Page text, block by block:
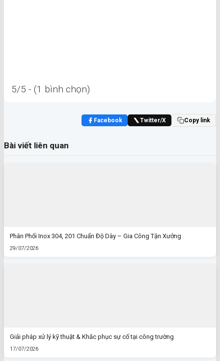
5/5 - (1 bình chọn)
Facebook Twitter/X Copy link
Bài viết liên quan
Phân Phối Inox 304, 201 Chuẩn Độ Dày – Gia Công Tận Xưởng
29/07/2026
Giải pháp xử lý kỹ thuật & Khắc phục sự cố tại công trường
17/07/2026